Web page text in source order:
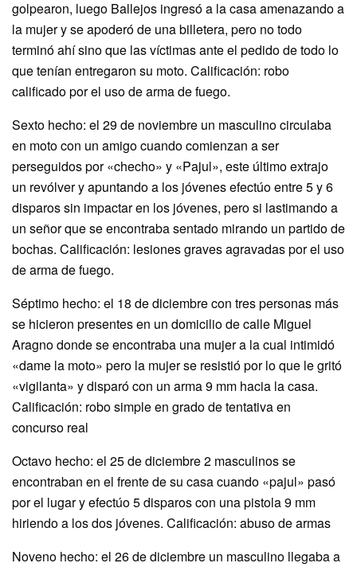
golpearon, luego Ballejos ingresó a la casa amenazando a
la mujer y se apoderó de una billetera, pero no todo
terminó ahí sino que las víctimas ante el pedido de todo lo
que tenían entregaron su moto. Calificación: robo
calificado por el uso de arma de fuego.
Sexto hecho: el 29 de noviembre un masculino circulaba
en moto con un amigo cuando comienzan a ser
perseguidos por «checho» y «Pajul», este último extrajo
un revólver y apuntando a los jóvenes efectúo entre 5 y 6
disparos sin impactar en los jóvenes, pero si lastimando a
un señor que se encontraba sentado mirando un partido de
bochas. Calificación: lesiones graves agravadas por el uso
de arma de fuego.
Séptimo hecho: el 18 de diciembre con tres personas más
se hicieron presentes en un domicilio de calle Miguel
Aragno donde se encontraba una mujer a la cual intimidó
«dame la moto» pero la mujer se resistió por lo que le gritó
«vigilanta» y disparó con un arma 9 mm hacia la casa.
Calificación: robo simple en grado de tentativa en
concurso real
Octavo hecho: el 25 de diciembre 2 masculinos se
encontraban en el frente de su casa cuando «pajul» pasó
por el lugar y efectúo 5 disparos con una pistola 9 mm
hiriendo a los dos jóvenes. Calificación: abuso de armas
Noveno hecho: el 26 de diciembre un masculino llegaba a